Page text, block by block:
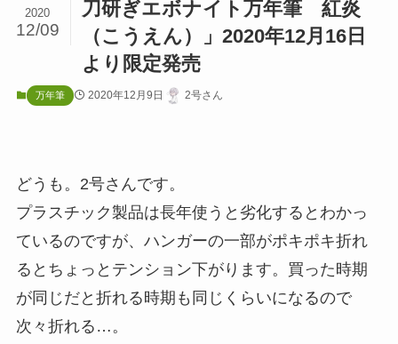
刀研ぎエボナイト万年筆 紅炎
（こうえん）」2020年12月16日
より限定発売
2020
12/09
万年筆 2020年12月9日 2号さん
どうも。2号さんです。
プラスチック製品は長年使うと劣化するとわかっ
ているのですが、ハンガーの一部がポキポキ折れ
るとちょっとテンション下がります。買った時期
が同じだと折れる時期も同じくらいになるので
次々折れる…。